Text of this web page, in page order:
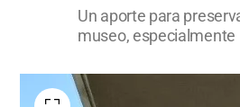
Un aporte para
museo,